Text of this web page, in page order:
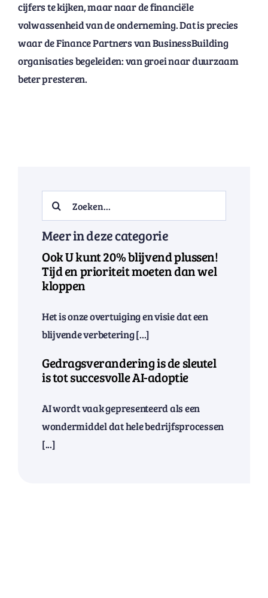
cijfers te kijken, maar naar de financiële
volwassenheid van de onderneming. Dat is precies
waar de Finance Partners van BusinessBuilding
organisaties begeleiden: van groei naar duurzaam
beter presteren.
Search
for:
Meer in deze categorie
Ook U kunt 20% blijvend plussen!
Tijd en prioriteit moeten dan wel
kloppen
Het is onze overtuiging en visie dat een
blijvende verbetering [...]
Gedragsverandering is de sleutel
is tot succesvolle AI-adoptie
AI wordt vaak gepresenteerd als een
wondermiddel dat hele bedrijfsprocessen
[...]